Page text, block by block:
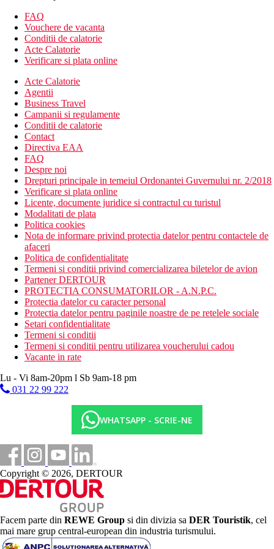
Camera dubla, vedere la mare, balcon: balcon, vedere la
Descrierea hotelului
hol de intrare cu receptie
restaurant
lift
baruri
magazin cu suveniruri
Wi-Fi (gratuit)
loc de joaca
piscina
piscina pentru copii
terase la soare cu sezlonguri si umbrele gratuite
Descrierea plajei
pietros
fara serviciu de plaja
Activitati gratuite
programe de animatie
jacuzzi
putina fitness
darts
Activitati contra cost
tenis
tenis de masa
masa de biliard
masaje
Mese
Mic dejun
Bufet mic dejun
Demipensiune
Mic dejun si cina tip bufet
Pensiune completa
Mic dejun, pranz si cina tip bufet
Categoria oficiala
3 stele
Nota
Sfera si calitatea serviciilor si activitatilor mentionate mai sus pot
fi afectate de introducerea unor posibile masuri de igiena sau
antiepidemie in destinatia data.
Distanţe
FAQ
Vouchere de vacanta
Conditii de calatorie
Acte Calatorie
Verificare si plata online
Acte Calatorie
Agentii
Business Travel
Campanii si regulamente
Conditii de calatorie
Contact
Directiva EAA
FAQ
Despre noi
Drepturi principale in temeiul Ordonantei Guvernului nr. 2/2018
Verificare si plata online
Licente, documente juridice si contractul cu turistul
Modalitati de plata
Politica cookies
Nota de informare privind protectia datelor pentru contactele de
afaceri
Politica de confidentialitate
Termeni si conditii privind comercializarea biletelor de avion
Partener DERTOUR
PROTECTIA CONSUMATORILOR - A.N.P.C.
Protectia datelor cu caracter personal
Protectia datelor pentru paginile noastre de pe retelele sociale
Setari confidentialitate
Termeni si conditii
Termeni si conditii pentru utilizarea voucherului cadou
Vacante in rate
Lu - Vi 8am-20pm l Sb 9am-18 pm
031 22 99 222
WHATSAPP - SCRIE-NE
Copyright © 2026, DERTOUR
Facem parte din REWE Group si din divizia sa DER Touristik, cel
mai mare grup central-european din industria turismului.